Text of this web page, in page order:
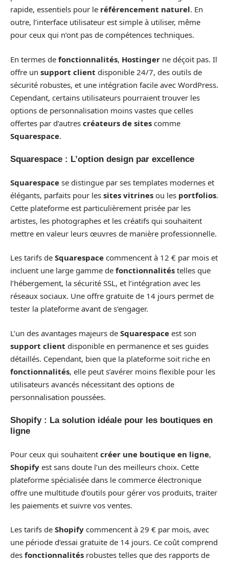
rapide, essentiels pour le référencement naturel. En
outre, l’interface utilisateur est simple à utiliser, même
pour ceux qui n’ont pas de compétences techniques.
En termes de fonctionnalités, Hostinger ne déçoit pas. Il
offre un support client disponible 24/7, des outils de
sécurité robustes, et une intégration facile avec WordPress.
Cependant, certains utilisateurs pourraient trouver les
options de personnalisation moins vastes que celles
offertes par d’autres créateurs de sites comme
Squarespace.
Squarespace : L’option design par excellence
Squarespace se distingue par ses templates modernes et
élégants, parfaits pour les sites vitrines ou les portfolios.
Cette plateforme est particulièrement prisée par les
artistes, les photographes et les créatifs qui souhaitent
mettre en valeur leurs œuvres de manière professionnelle.
Les tarifs de Squarespace commencent à 12 € par mois et
incluent une large gamme de fonctionnalités telles que
l’hébergement, la sécurité SSL, et l’intégration avec les
réseaux sociaux. Une offre gratuite de 14 jours permet de
tester la plateforme avant de s’engager.
L’un des avantages majeurs de Squarespace est son
support client disponible en permanence et ses guides
détaillés. Cependant, bien que la plateforme soit riche en
fonctionnalités, elle peut s’avérer moins flexible pour les
utilisateurs avancés nécessitant des options de
personnalisation poussées.
Shopify : La solution idéale pour les boutiques en
ligne
Pour ceux qui souhaitent créer une boutique en ligne,
Shopify est sans doute l’un des meilleurs choix. Cette
plateforme spécialisée dans le commerce électronique
offre une multitude d’outils pour gérer vos produits, traiter
les paiements et suivre vos ventes.
Les tarifs de Shopify commencent à 29 € par mois, avec
une période d’essai gratuite de 14 jours. Ce coût comprend
des fonctionnalités robustes telles que des rapports de